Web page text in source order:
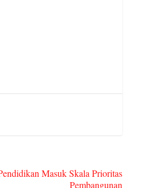
Masuk Skala Prioritas
Pembangunan